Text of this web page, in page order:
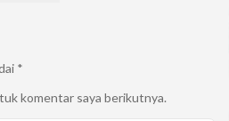
*
komentar saya berikutnya.